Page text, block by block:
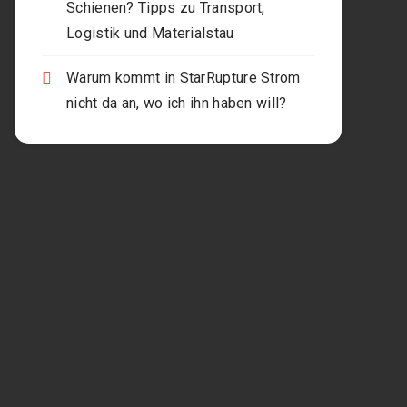
Schienen? Tipps zu Transport,
Logistik und Materialstau
Warum kommt in StarRupture Strom
nicht da an, wo ich ihn haben will?